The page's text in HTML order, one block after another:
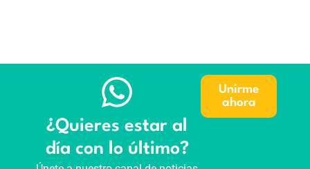
¿Quieres estar al
día con lo último?
Unirme
ahora